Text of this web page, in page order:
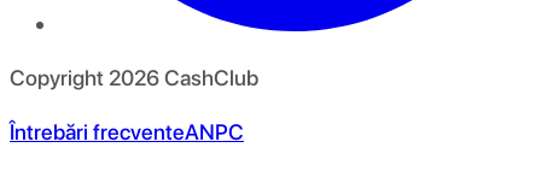
Copyright 2026CashClub
Întrebări frecventeANPC